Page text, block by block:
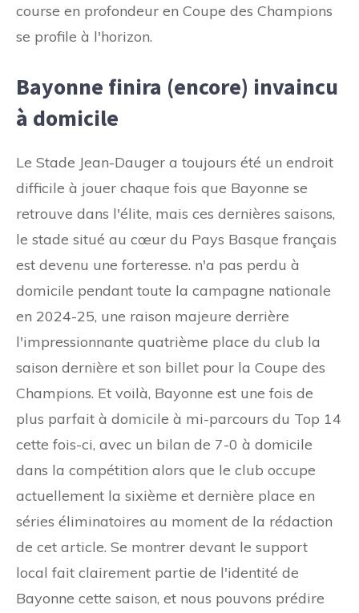
course en profondeur en Coupe des Champions
se profile à l'horizon.
Bayonne finira (encore) invaincu
à domicile
Le Stade Jean-Dauger a toujours été un endroit
difficile à jouer chaque fois que Bayonne se
retrouve dans l'élite, mais ces dernières saisons,
le stade situé au cœur du Pays Basque français
est devenu une forteresse. n'a pas perdu à
domicile pendant toute la campagne nationale
en 2024-25, une raison majeure derrière
l'impressionnante quatrième place du club la
saison dernière et son billet pour la Coupe des
Champions. Et voilà, Bayonne est une fois de
plus parfait à domicile à mi-parcours du Top 14
cette fois-ci, avec un bilan de 7-0 à domicile
dans la compétition alors que le club occupe
actuellement la sixième et dernière place en
séries éliminatoires au moment de la rédaction
de cet article. Se montrer devant le support
local fait clairement partie de l'identité de
Bayonne cette saison, et nous pouvons prédire